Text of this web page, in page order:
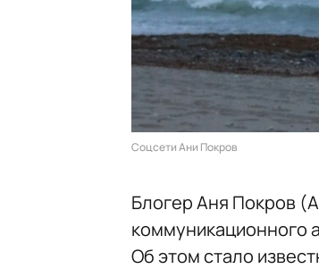
Соцсети Ани Покров
Блогер Аня Покров
коммуникационного
Об этом стало